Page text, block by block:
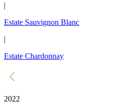
|
Estate Sauvignon Blanc
|
Estate Chardonnay
2022